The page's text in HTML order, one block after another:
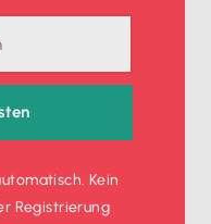
Kein
Registrierung